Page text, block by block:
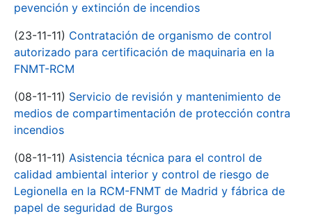
pevención y extinción de incendios
(23-11-11) Contratación de organismo de control
autorizado para certificación de maquinaria en la
FNMT-RCM
(08-11-11) Servicio de revisión y mantenimiento de
medios de compartimentación de protección contra
incendios
(08-11-11) Asistencia técnica para el control de
calidad ambiental interior y control de riesgo de
Legionella en la RCM-FNMT de Madrid y fábrica de
papel de seguridad de Burgos